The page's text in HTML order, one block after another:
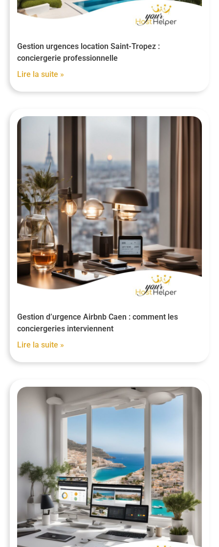
Gestion urgences location Saint-Tropez :
conciergerie professionnelle
Lire la suite »
Gestion d’urgence Airbnb Caen : comment les
conciergeries interviennent
Lire la suite »